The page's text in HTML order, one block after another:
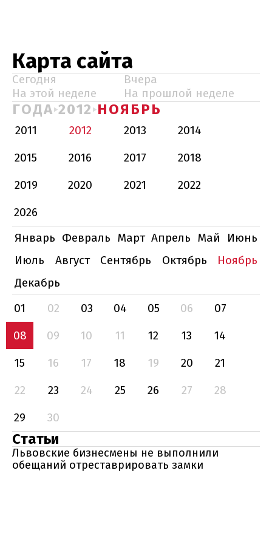
Карта сайта
Сегодня
Вчера
На этой неделе
На прошлой неделе
ГОДА 2012 НОЯБРЬ
2011 2012 2013
2014
2015
2016 2017
2018
2019
2020 2021
2022
2026
Январь Февраль Март Апрель Май
Июнь
Июль
Август Сентябрь Октябрь
Ноябрь
Декабрь
01
02 03 04 05 06
07
08
09 10 11 12 13
14
15
16 17 18 19 20
21
22
23 24 25 26 27
28
29
30
Статьи
Львовские бизнесмены не выполнили
обещаний отреставрировать замки